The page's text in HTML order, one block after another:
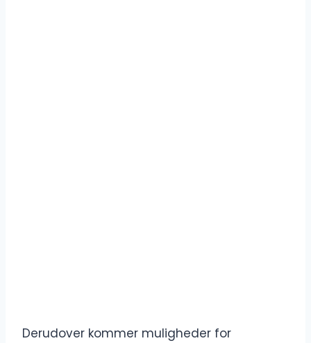
Derudover kommer muligheder for